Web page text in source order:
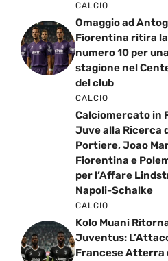
CALCIO
Omaggio ad
Fiorentina ritira
numero 10 per una
stagione nel
del club
CALCIO
Calciomercato in
Juve alla Ricerca
Portiere, Joao
Fiorentina e
per l’Affare
Napoli-Schalke
CALCIO
Kolo Muani
Juventus:
Francese Atterra